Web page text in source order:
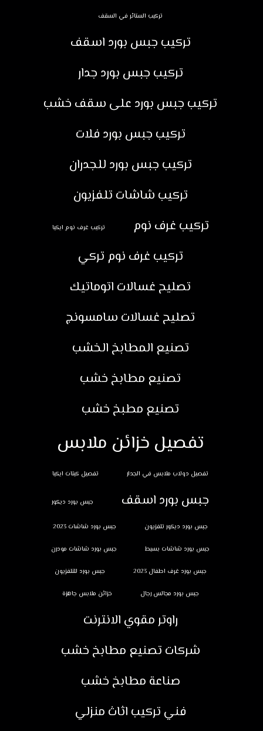
تركيب الستائر في السقف
تركيب جبس بورد اسقف
تركيب جبس بورد جدار
تركيب جبس بورد على سقف خشب
تركيب جبس بورد فلات
تركيب جبس بورد للجدران
تركيب شاشات تلفزيون
تركيب غرف نوم
تركيب غرف نوم ايكيا
تركيب غرف نوم تركي
تصليح غسالات اتوماتيك
تصليح غسالات سامسونج
تصنيع المطابخ الخشب
تصنيع مطابخ خشب
تصنيع مطبخ خشب
تفصيل خزائن ملابس
تفصيل دولاب ملابس في الجدار تفصيل كبتات ايكيا
جبس بورد اسقف جبس بورد ديكور
جبس بورد ديكور تلفزيون جبس بورد شاشات 2023
جبس بورد شاشات بسيط جبس بورد شاشات مودرن
جبس بورد غرف اطفال 2023 جبس بورد للتلفزيون
جبس بورد مجالس رجال خزائن ملابس جاهزة
راوتر مقوي الانترنت
شركات تصنيع مطابخ خشب
صناعة مطابخ خشب
فني تركيب اثاث منزلي